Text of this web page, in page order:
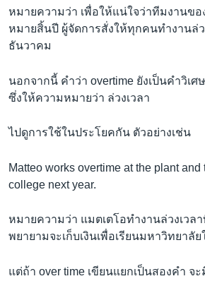
หมายความว่า เพื่อให้แน่ใจว่าทีมงานขอ
หมายสิ้นปี ผู้จัดการสั่งให้ทุกคนทำงานล่ว
ธันวาคม
นอกจากนี้ คำว่า overtime ยังเป็นคำวิเ
ซึ่งให้ความหมายว่า ล่วงเวลา
ไปดูการใช้ในประโยคกัน ตัวอย่างเช่น
Matteo works overtime at the plant and
college next year.
หมายความว่า แมตเตโอทำงานล่วงเวล
พยายามจะเก็บเงินเพื่อเรียนมหาวิทยาลั
แต่ถ้า over time เขียนแยกเป็นสองคำ จ